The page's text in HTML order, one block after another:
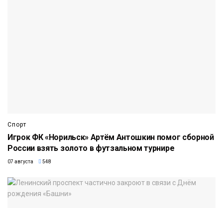
Спорт
Игрок ФК «Норильск» Артём Антошкин помог сборной
России взять золото в футзальном турнире
07 августа 548